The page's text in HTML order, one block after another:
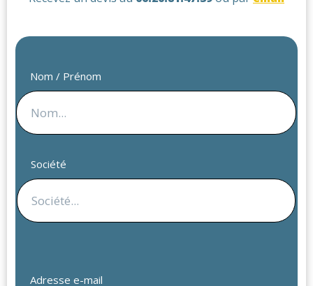
Nom / Prénom
Société
Adresse e-mail